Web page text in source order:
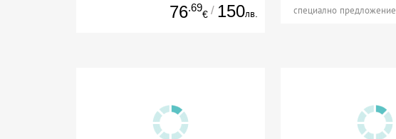
76.69
€ / 150лв. специално предложение